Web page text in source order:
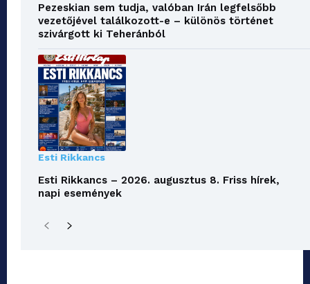
Pezeskian sem tudja, valóban Irán legfelsőbb
vezetőjével találkozott-e – különös történet
szivárgott ki Teheránból
Esti Rikkancs
Esti Rikkancs – 2026. augusztus 8. Friss hírek,
napi események